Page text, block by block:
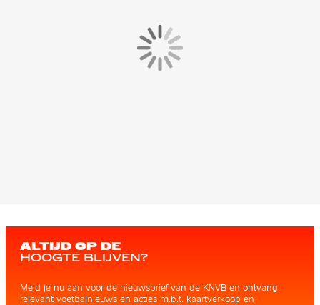
ALTIJD OP DE
HOOGTE BLIJVEN?
Meld je nu aan voor de nieuwsbrief van de KNVB en ontvang
relevant voetbalnieuws en acties m.b.t. kaartverkoop en